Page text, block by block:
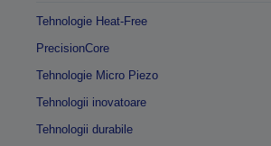
Tehnologie Heat-Free
PrecisionCore
Tehnologie Micro Piezo
Tehnologii inovatoare
Tehnologii durabile